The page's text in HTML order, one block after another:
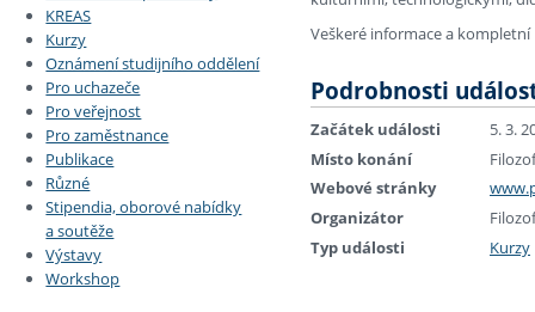
KREAS
Kurzy
Oznámení studijního oddělení
Pro uchazeče
Pro veřejnost
Pro zaměstnance
Publikace
Různé
Stipendia, oborové nabídky
a soutěže
Výstavy
Workshop
Veškeré informace a
Podrobnosti
Začátek události
5. 3.
Místo konání
Webové stránky
Organizátor
Typ události
Kurzy